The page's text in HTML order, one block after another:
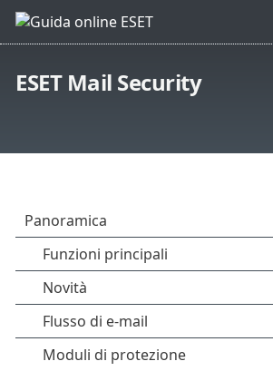
ESET Mail Security